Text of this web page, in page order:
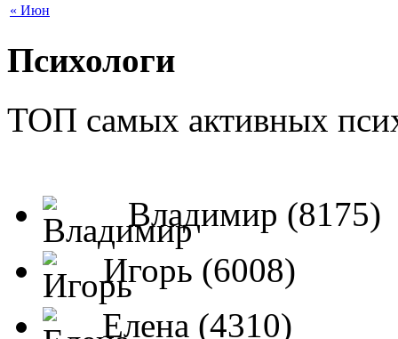
« Июн
Психологи
ТОП самых активных
Владимир (8175)
Игорь (6008)
Елена (4310)